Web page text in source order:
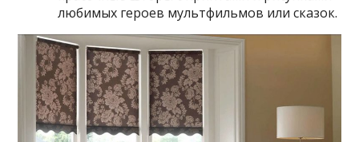
любимых героев мультфильмов или сказок.